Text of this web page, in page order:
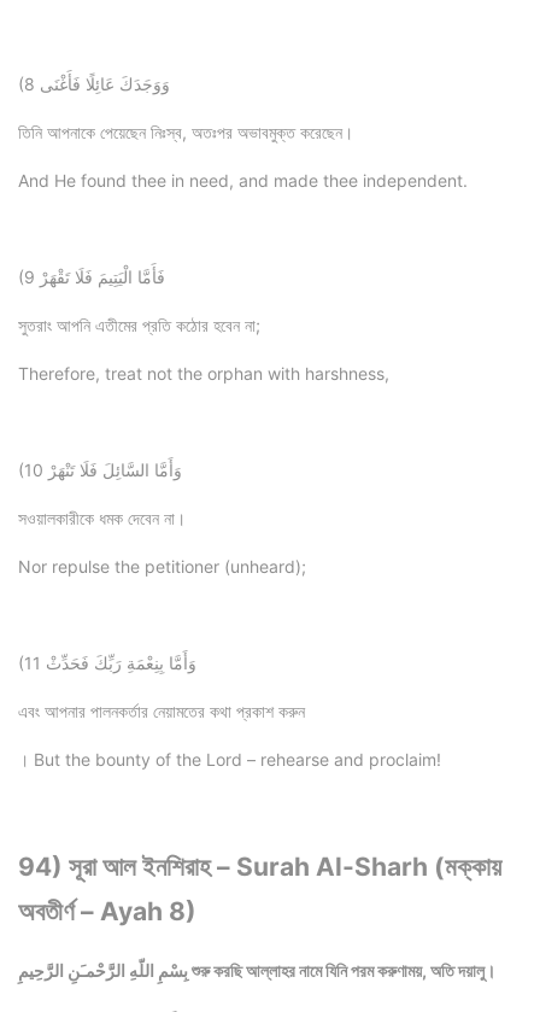
(8 وَوَجَدَكَ عَائِلًا فَأَغْنَى
তিনি আপনাকে পেয়েছেন নিঃস্ব, অতঃপর অভাবমুক্ত করেছেন।
And He found thee in need, and made thee independent.
(9 فَأَمَّا الْيَتِيمَ فَلَا تَقْهَرْ
সুতরাং আপনি এতীমের প্রতি কঠোর হবেন না;
Therefore, treat not the orphan with harshness,
(10 وَأَمَّا السَّائِلَ فَلَا تَنْهَرْ
সওয়ালকারীকে ধমক দেবেন না।
Nor repulse the petitioner (unheard);
(11 وَأَمَّا بِنِعْمَةِ رَبِّكَ فَحَدِّثْ
এবং আপনার পালনকর্তার নেয়ামতের কথা প্রকাশ করুন
। But the bounty of the Lord – rehearse and proclaim!
94) সূরা আল ইনশিরাহ – Surah Al-Sharh (মক্কায়
অবতীর্ণ – Ayah 8)
بِسْمِ اللّهِ الرَّحْمـَنِ الرَّحِيمِ শুরু করছি আল্লাহর নামে যিনি পরম করুণাময়, অতি দয়ালু।